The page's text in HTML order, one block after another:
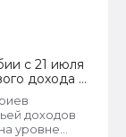
должен
бы на 1
то в
с 21 июля
дохода и
по месту
доходов
уровне